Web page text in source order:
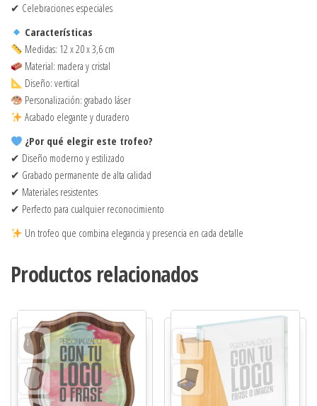
✔ Celebraciones especiales
Características
Medidas: 12 x 20 x 3,6 cm
Material: madera y cristal
Diseño: vertical
Personalización: grabado láser
Acabado elegante y duradero
¿Por qué elegir este trofeo?
✔ Diseño moderno y estilizado
✔ Grabado permanente de alta calidad
✔ Materiales resistentes
✔ Perfecto para cualquier reconocimiento
Un trofeo que combina elegancia y presencia en cada detalle
Productos relacionados